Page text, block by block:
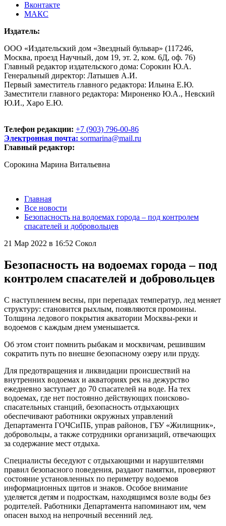
Вконтакте
МАКС
Издатель:
ООО «Издательский дом «Звездный бульвар» (117246,
Москва, проезд Научный, дом 19, эт. 2, ком. 6Д, оф. 76)
Главный редактор издательского дома: Сорокин Ю.А.
Генеральный директор: Латышев А.И.
Первый заместитель главного редактора: Ильина Е.Ю.
Заместители главного редактора: Мироненко Ю.А., Невский
Ю.И., Харо Е.Ю.
Телефон редакции: +7 (903) 796-00-86
Электронная почта: sormarina@mail.ru
Главный редактор:
Сорокина Марина Витальевна
Главная
Все новости
Безопасность на водоемах города – под контролем
спасателей и добровольцев
21 Мар 2022 в 16:52 Сокол
Безопасность на водоемах города – под
контролем спасателей и добровольцев
С наступлением весны, при перепадах температур, лед меняет
структуру: становится рыхлым, появляются промоины.
Толщина ледового покрытия акватории Москвы-реки и
водоемов с каждым днем уменьшается.
Об этом стоит помнить рыбакам и москвичам, решившим
сократить путь по внешне безопасному озеру или пруду.
Для предотвращения и ликвидации происшествий на
внутренних водоемах и акваториях рек на дежурство
ежедневно заступает до 70 спасателей на воде. На тех
водоемах, где нет постоянно действующих поисково-
спасательных станций, безопасность отдыхающих
обеспечивают работники окружных управлений
Департамента ГОЧСиПБ, управ районов, ГБУ «Жилищник»,
добровольцы, а также сотрудники организаций, отвечающих
за содержание мест отдыха.
Специалисты беседуют с отдыхающими и нарушителями
правил безопасного поведения, раздают памятки, проверяют
состояние установленных по периметру водоемов
информационных щитов и знаков. Особое внимание
уделяется детям и подросткам, находящимся возле воды без
родителей. Работники Департамента напоминают им, чем
опасен выход на непрочный весенний лед.